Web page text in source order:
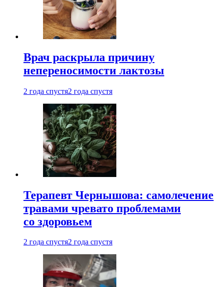
Врач раскрыла причину
непереносимости лактозы
2 года спустя2 года спустя
Терапевт Чернышова: самолечение
травами чревато проблемами
со здоровьем
2 года спустя2 года спустя